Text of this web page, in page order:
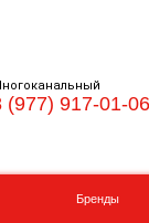
(977) 917-01-06
Бренды